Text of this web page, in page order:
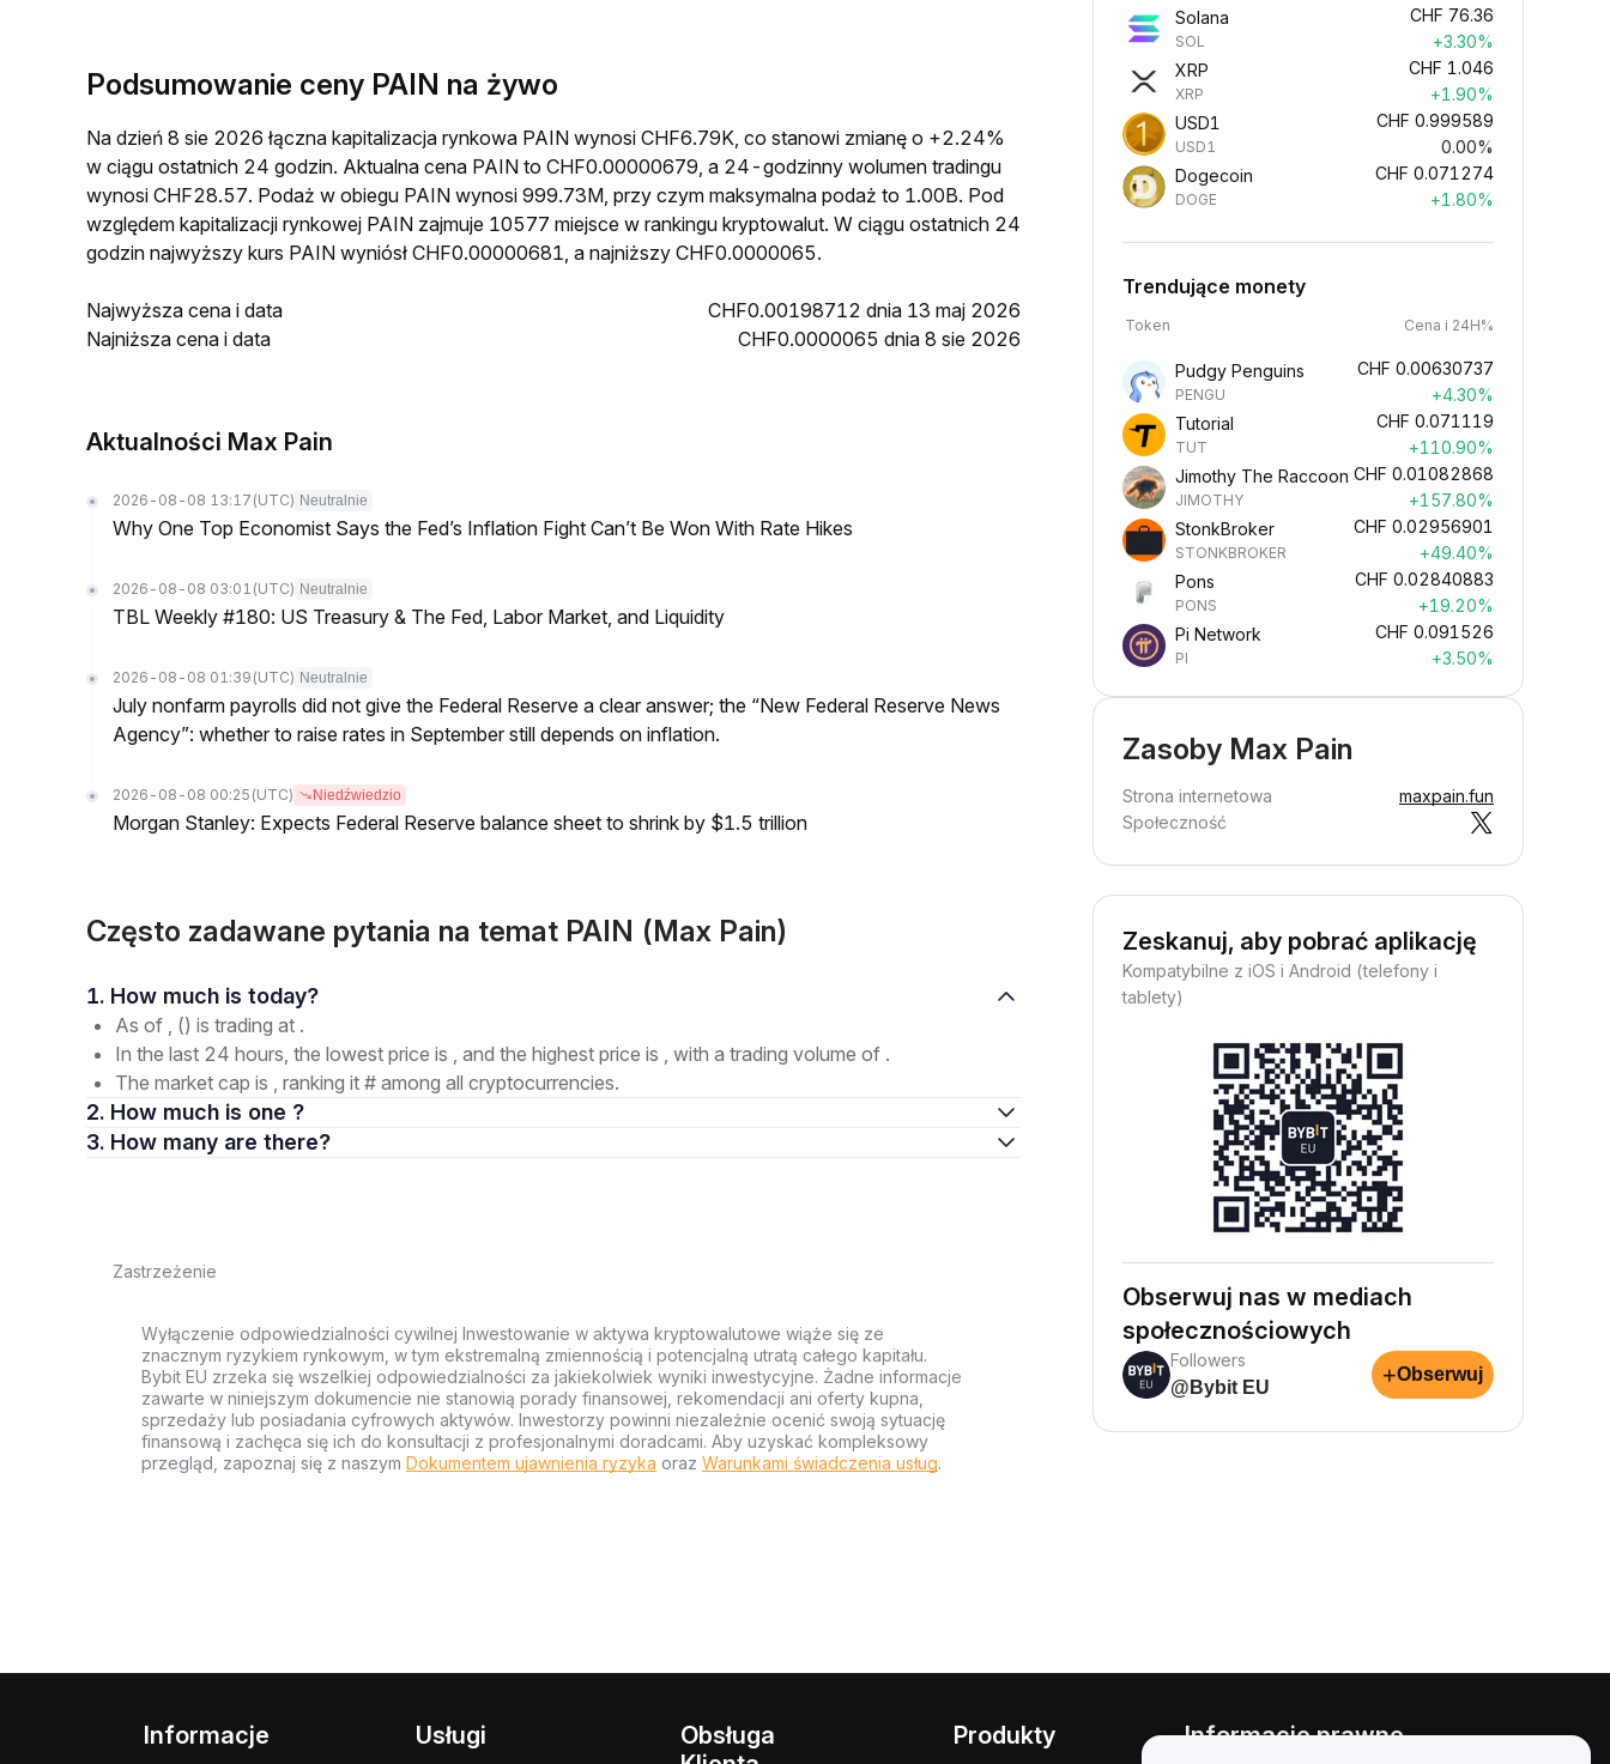
Podsumowanie ceny PAIN na żywo
Na dzień 8 sie 2026 łączna kapitalizacja rynkowa PAIN wynosi CHF6.79K, co stanowi zmianę o +2.24%
w ciągu ostatnich 24 godzin. Aktualna cena PAIN to CHF0.00000679, a 24-godzinny wolumen tradingu
wynosi CHF28.57. Podaż w obiegu PAIN wynosi 999.73M, przy czym maksymalna podaż to 1.00B. Pod
względem kapitalizacji rynkowej PAIN zajmuje 10577 miejsce w rankingu kryptowalut. W ciągu ostatnich 24
godzin najwyższy kurs PAIN wyniósł CHF0.00000681, a najniższy CHF0.0000065.
Najwyższa cena i data
CHF0.00198712 dnia 13 maj 2026
Najniższa cena i data
CHF0.0000065 dnia 8 sie 2026
Aktualności Max Pain
2026-08-08 13:17 (UTC) Neutralnie
Why One Top Economist Says the Fed’s Inflation Fight Can’t Be Won With Rate Hikes
2026-08-08 03:01 (UTC) Neutralnie
TBL Weekly #180: US Treasury & The Fed, Labor Market, and Liquidity
2026-08-08 01:39 (UTC) Neutralnie
July nonfarm payrolls did not give the Federal Reserve a clear answer; the “New Federal Reserve News
Agency”: whether to raise rates in September still depends on inflation.
2026-08-08 00:25 (UTC) Niedźwiedzio
Morgan Stanley: Expects Federal Reserve balance sheet to shrink by $1.5 trillion
Często zadawane pytania na temat PAIN (Max Pain)
1. How much is today?
As of , () is trading at .
In the last 24 hours, the lowest price is , and the highest price is , with a trading volume of .
The market cap is , ranking it # among all cryptocurrencies.
2. How much is one ?
3. How many are there?
Zastrzeżenie
Wyłączenie odpowiedzialności cywilnej Inwestowanie w aktywa kryptowalutowe wiąże się ze
znacznym ryzykiem rynkowym, w tym ekstremalną zmiennością i potencjalną utratą całego kapitału.
Bybit EU zrzeka się wszelkiej odpowiedzialności za jakiekolwiek wyniki inwestycyjne. Żadne informacje
zawarte w niniejszym dokumencie nie stanowią porady finansowej, rekomendacji ani oferty kupna,
sprzedaży lub posiadania cyfrowych aktywów. Inwestorzy powinni niezależnie ocenić swoją sytuację
finansową i zachęca się ich do konsultacji z profesjonalnymi doradcami. Aby uzyskać kompleksowy
przegląd, zapoznaj się z naszym Dokumentem ujawnienia ryzyka oraz Warunkami świadczenia usług.
Solana
SOL
CHF 76.36
+3.30%
XRP
XRP
CHF 1.046
+1.90%
USD1
USD1
CHF 0.999589
0.00%
Dogecoin
DOGE
CHF 0.071274
+1.80%
Trendujące monety
Token Cena i 24H%
Pudgy Penguins
PENGU
CHF 0.00630737
+4.30%
Tutorial
TUT
CHF 0.071119
+110.90%
Jimothy The Raccoon
JIMOTHY
CHF 0.01082868
+157.80%
StonkBroker
STONKBROKER
CHF 0.02956901
+49.40%
Pons
PONS
CHF 0.02840883
+19.20%
Pi Network
PI
CHF 0.091526
+3.50%
Zasoby Max Pain
Strona internetowa
maxpain.fun
Społeczność
Zeskanuj, aby pobrać aplikację
Kompatybilne z iOS i Android (telefony i
tablety)
Obserwuj nas w mediach
społecznościowych
Followers
@Bybit EU
+Obserwuj
Informacje Usługi
Obsługa
Produkty Informacje prawne